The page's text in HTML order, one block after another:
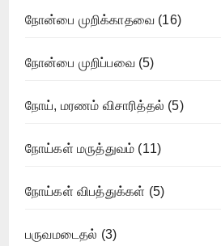
நோன்பை முறிக்காதவை (16)
நோன்பை முறிப்பவை(5)
நோய், மரணம் விசாரித்தல் (5)
நோய்கள் மருத்துவம் (11)
நோய்கள் விபத்துக்கள் (5)
பருவமடைதல் (3)